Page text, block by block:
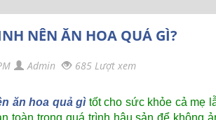
NÊN ĂN HOA QUẢ GÌ?
Admin 685 Lượt xem
ăn hoa quả gìtốt cho sức khỏe cả mẹ
toàn trong quá trình hậu sản để